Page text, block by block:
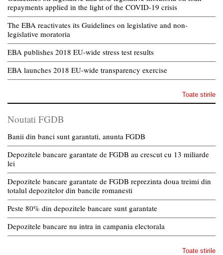
repayments applied in the light of the COVID-19 crisis
The EBA reactivates its Guidelines on legislative and non-
legislative moratoria
EBA publishes 2018 EU-wide stress test results
EBA launches 2018 EU-wide transparency exercise
Toate stirile
Noutati FGDB
Banii din banci sunt garantati, anunta FGDB
Depozitele bancare garantate de FGDB au crescut cu 13 miliarde
lei
Depozitele bancare garantate de FGDB reprezinta doua treimi din
totalul depozitelor din bancile romanesti
Peste 80% din depozitele bancare sunt garantate
Depozitele bancare nu intra in campania electorala
Toate stirile